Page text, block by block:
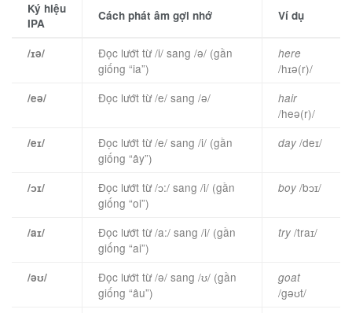
Ký hiệu
IPA
Cách phát âm gợi nhớ Ví dụ
/ɪə/
Đọc lướt từ /i/ sang /ə/ (gần
giống “ia”)
here
/hɪə(r)/
/eə/ Đọc lướt từ /e/ sang /ə/ hair
/heə(r)/
/eɪ/
Đọc lướt từ /e/ sang /i/ (gần
giống “ây”)
day /deɪ/
/ɔɪ/
Đọc lướt từ /ɔ:/ sang /i/ (gần
giống “oi”)
boy /bɔɪ/
/aɪ/
Đọc lướt từ /a:/ sang /i/ (gần
giống “ai”)
try /traɪ/
/əʊ/
Đọc lướt từ /ə/ sang /ʊ/ (gần
giống “âu”)
goat
/gəʊt/